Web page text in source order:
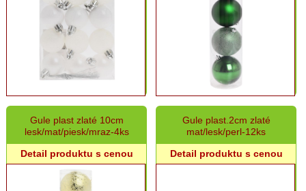
Gule plast zlaté 10cm
lesk/mat/piesk/mraz-4ks
Detail produktu s cenou
Gule plast.2cm zlaté
mat/lesk/perl-12ks
Detail produktu s cenou